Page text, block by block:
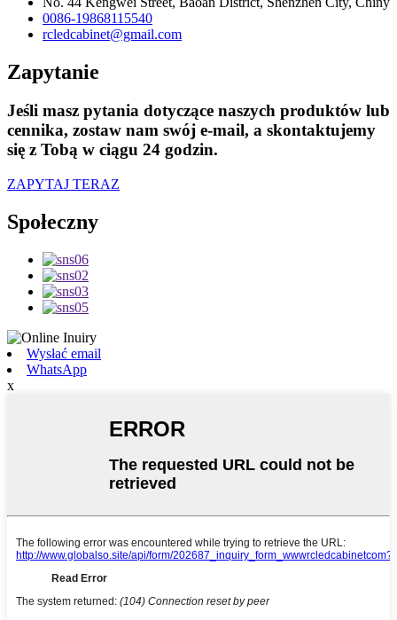
0086-19868115540
rcledcabinet@gmail.com
Zapytanie
Jeśli masz pytania dotyczące naszych produktów lub
cennika, zostaw nam swój e-mail, a skontaktujemy
się z Tobą w ciągu 24 godzin.
ZAPYTAJ TERAZ
Społeczny
Wysłać email
WhatsApp
x